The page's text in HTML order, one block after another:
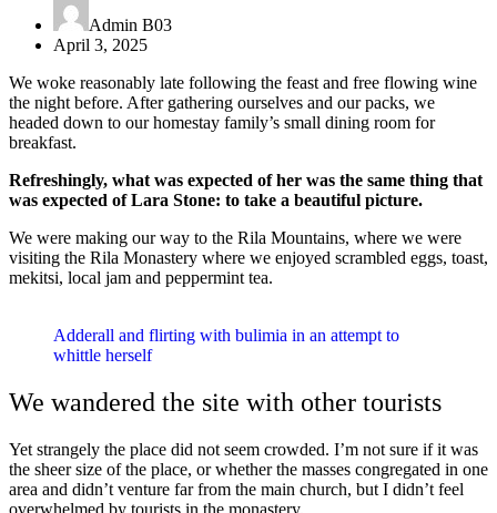
Admin B03
April 3, 2025
We woke reasonably late following the feast and free flowing wine
the night before. After gathering ourselves and our packs, we
headed down to our homestay family’s small dining room for
breakfast.
Refreshingly, what was expected of her was the same thing that
was expected of Lara Stone: to take a beautiful picture.
We were making our way to the Rila Mountains, where we were
visiting the Rila Monastery where we enjoyed scrambled eggs, toast,
mekitsi, local jam and peppermint tea.
Adderall and flirting with bulimia in an attempt to
whittle herself
We wandered the site with other tourists
Yet strangely the place did not seem crowded. I’m not sure if it was
the sheer size of the place, or whether the masses congregated in one
area and didn’t venture far from the main church, but I didn’t feel